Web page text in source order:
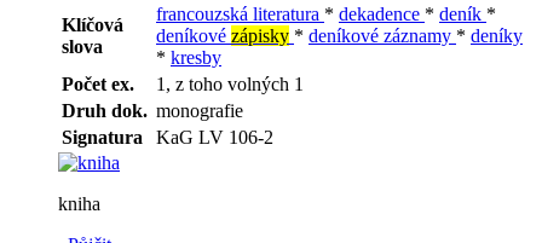
Klíčová
slova
francouzská literatura * dekadence * deník *
deníkové zápisky * deníkové záznamy * deníky
* kresby
Počet ex.
1, z toho volných 1
Druh dok. monografie
Signatura
KaG LV 106-2
kniha